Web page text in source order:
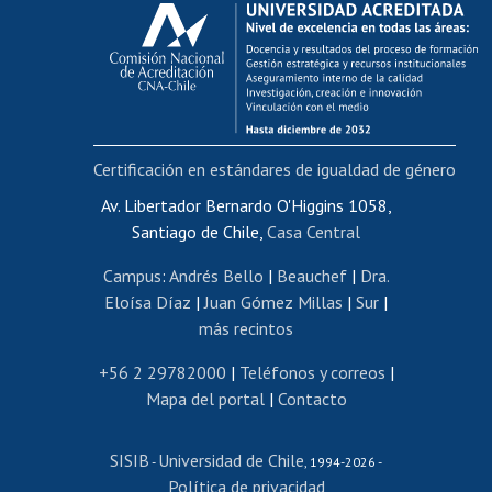
Postulación al AUCAI
Funcionarias/os
Cursos internos de capacitación
Bienestar del personal
Portal de movilidad interna
Certificado de renta
Certificado de renta honorarios
Editar páginas blancas
Extranjeras/os
Revalidación y reconocimiento de títulos
Postulación al Programa de Movilidad Estudiantil
Cursos de español
Av. Libertador Bernardo O'Higgins 1058,
Santiago de Chile, Casa Central
Campus: Andrés Bello | Beauchef| Dra.
Eloísa Díaz | Juan Gómez Millas | Sur |
más recintos
+56 2 29782000 | Teléfonos y correos |
Mapa del portal| Contacto
SISIB - Universidad de Chile , 1994-2026 -
Política de privacidad
Certificación en estándares de igualdad de género